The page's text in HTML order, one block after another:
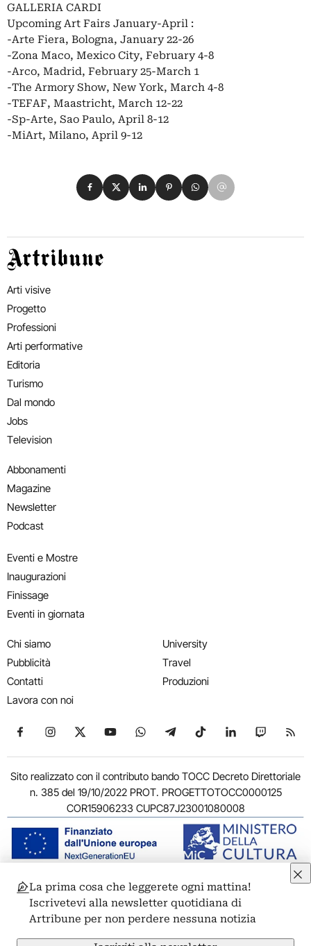
GALLERIA CARDI
Upcoming Art Fairs January-April :
-Arte Fiera, Bologna, January 22-26
-Zona Maco, Mexico City, February 4-8
-Arco, Madrid, February 25-March 1
-The Armory Show, New York, March 4-8
-TEFAF, Maastricht, March 12-22
-Sp-Arte, Sao Paulo, April 8-12
-MiArt, Milano, April 9-12
Condividi su Facebook
Condividi su X
Condividi su LinkedIn
Condividi su Pinterest
Condividi su WhatsApp
Condividi su Email
Artribune
Arti visive
Progetto
Professioni
Arti performative
Editoria
Turismo
Dal mondo
Jobs
Television
Abbonamenti
Magazine
Newsletter
Podcast
Eventi e Mostre
Inaugurazioni
Finissage
Eventi in giornata
Chi siamo
Pubblicità
Contatti
Lavora con noi
University
Travel
Produzioni
Seguici su Facebook
Seguici su Instagram
Seguici su X
Seguici su YouTube
Seguici su WhatsApp
Seguici su Telegram
Seguici su TikTok
Seguici su
Seguici
Sito realizzato con il contributo bando TOCC Decreto Direttoriale
n. 385 del 19/10/2022 PROT. PROGETTOTOCC0000125
COR15906233 CUPC87J23001080008
© 2011-2026 ARTRIBUNE srl – Corso Vittorio Emanuele II, 287 –
00186 Roma - P.I. 11381581005
Privacy: Responsabile della protezione dei dati personali
ARTRIBUNE srl – Corso Vittorio Emanuele II, 287 – 00186 Roma
La prima cosa che leggerete ogni mattina!
Iscrivetevi alla newsletter quotidiana di
Artribune per non perdere nessuna notizia